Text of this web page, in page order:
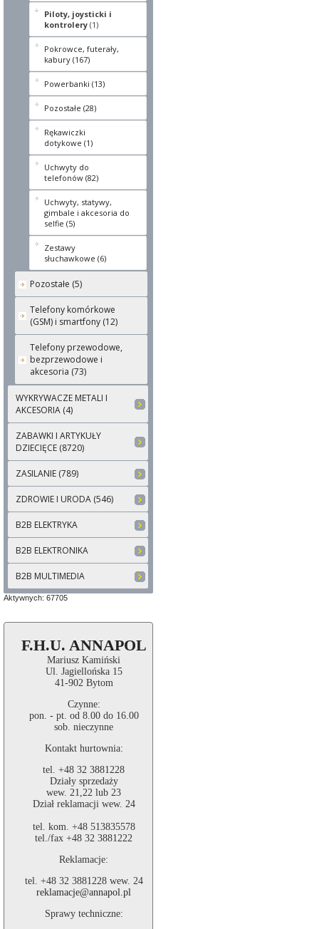
Piloty, joysticki i
kontrolery (1)
Pokrowce, futerały,
kabury (167)
Powerbanki (13)
Pozostałe (28)
Rękawiczki
dotykowe (1)
Uchwyty do
telefonów (82)
Uchwyty, statywy,
gimbale i akcesoria do
selfie (5)
Zestawy
słuchawkowe (6)
Pozostałe (5)
Telefony komórkowe
(GSM) i smartfony (12)
Telefony przewodowe,
bezprzewodowe i
akcesoria (73)
WYKRYWACZE METALI I
AKCESORIA (4)
ZABAWKI I ARTYKUŁY
DZIECIĘCE (8720)
ZASILANIE (789)
ZDROWIE I URODA (546)
B2B ELEKTRYKA
B2B ELEKTRONIKA
B2B MULTIMEDIA
Aktywnych: 67705
F.H.U. ANNAPOL
Mariusz Kamiński
Ul. Jagiellońska 15
41-902 Bytom
Czynne:
pon. - pt. od 8.00 do 16.00
sob. nieczynne
Kontakt hurtownia:
tel. +48 32 3881228
Działy sprzedaży
wew. 21,22 lub 23
Dział reklamacji wew. 24
tel. kom. +48 513835578
tel./fax +48 32 3881222
Reklamacje:
tel. +48 32 3881228 wew. 24
reklamacje@annapol.pl
Sprawy techniczne: